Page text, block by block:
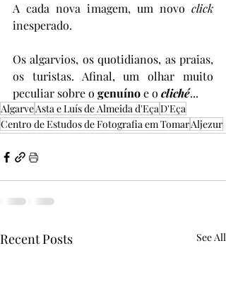
A cada nova imagem, um novo click
inesperado.
Os algarvios, os quotidianos, as praias,
os turistas. Afinal, um olhar muito
peculiar sobre o genuíno e o cliché...
AlgarveAsta e Luís de Almeida d'EçaD'Eça
Centro de Estudos de Fotografia em TomarAljezur
Recent Posts See All